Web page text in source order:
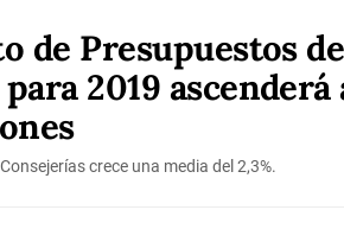
de Presupuestos de
2019 ascenderá
crece una media del 2,3%.